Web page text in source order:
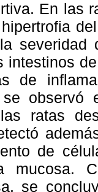
En las
intestinos
de
observó
ratas
de
mucosa.
se